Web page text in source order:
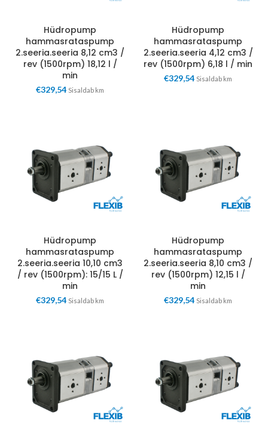
Hüdropump
hammasrataspump
2.seeria.seeria 8,12 cm3 /
rev (1500rpm) 18,12 l /
min
€329,54 Sisaldab km
Hüdropump
hammasrataspump
2.seeria.seeria 4,12 cm3 /
rev (1500rpm) 6,18 l / min
€329,54 Sisaldab km
Hüdropump
hammasrataspump
2.seeria.seeria 10,10 cm3
/ rev (1500rpm): 15/15 L /
min
€329,54 Sisaldab km
Hüdropump
hammasrataspump
2.seeria.seeria 8,10 cm3 /
rev (1500rpm) 12,15 l /
min
€329,54 Sisaldab km